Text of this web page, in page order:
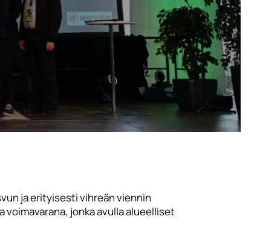
ja erityisesti vihreän viennin
jonka avulla alueelliset